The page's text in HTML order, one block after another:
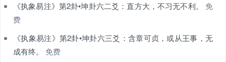
《执象易注》第2卦•坤卦六二爻：直方大，不习无不利。
免
费
《执象易注》第2卦•坤卦六三爻：含章可贞，或从王事，无
成有终。
免费